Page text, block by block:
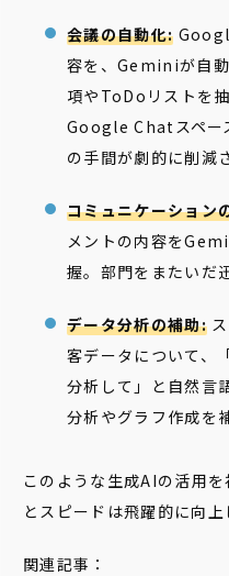
会議の自動化:
容を、Geminiが自
項やToDoリストを
Google Chatスペー
の手間が劇的に削減
コミュニケーション
メントの内容を
握。部門をまたいだ
データ分析の補助:ス
客データについて、
分析して」と自然言
分析やグラフ作成を
このような生成AIの活用
とスピードは飛躍的に向上
関連記事：